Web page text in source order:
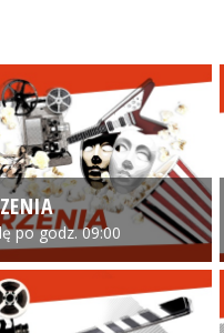
po godz. 09:00